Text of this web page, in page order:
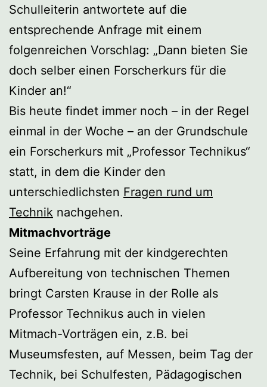
Schulleiterin antwortete auf die
entsprechende Anfrage mit einem
folgenreichen Vorschlag: „Dann bieten Sie
doch selber einen Forscherkurs für die
Kinder an!“
Bis heute findet immer noch – in der Regel
einmal in der Woche – an der Grundschule
ein Forscherkurs mit „Professor Technikus“
statt, in dem die Kinder den
unterschiedlichsten Fragen rund um
Technik nachgehen.
Mitmachvorträge
Seine Erfahrung mit der kindgerechten
Aufbereitung von technischen Themen
bringt Carsten Krause in der Rolle als
Professor Technikus auch in vielen
Mitmach-Vorträgen ein, z.B. bei
Museumsfesten, auf Messen, beim Tag der
Technik, bei Schulfesten, Pädagogischen